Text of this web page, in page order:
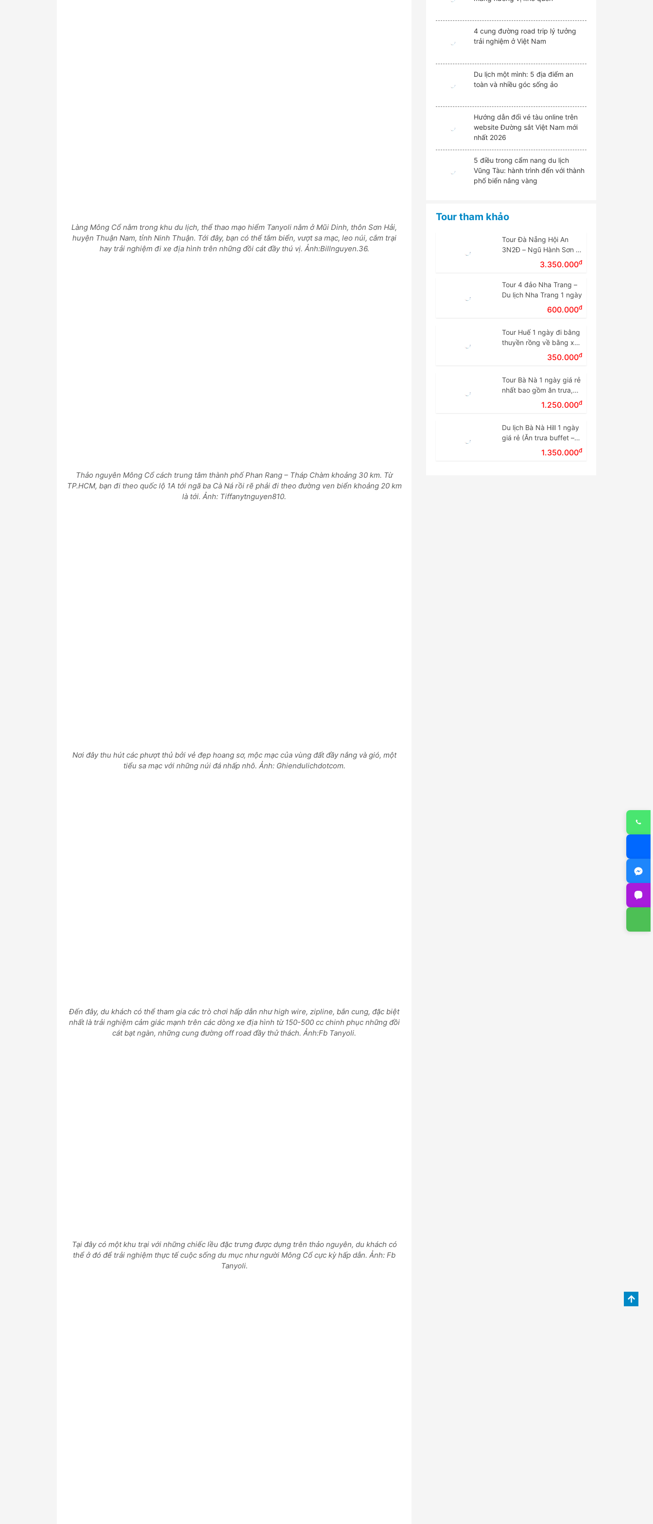
Làng Mông Cổ nằm trong khu du lịch, thể thao mạo hiểm Tanyoli nằm ở Mũi Dinh, thôn Sơn Hải,
huyện Thuận Nam, tỉnh Ninh Thuận. Tới đây, bạn có thể tắm biển, vượt sa mạc, leo núi, cắm trại
hay trải nghiệm đi xe địa hình trên những đồi cát đầy thú vị. Ảnh:Billnguyen.36.
Thảo nguyên Mông Cổ cách trung tâm thành phố Phan Rang – Tháp Chàm khoảng 30 km. Từ
TP.HCM, bạn đi theo quốc lộ 1A tới ngã ba Cà Ná rồi rẽ phải đi theo đường ven biển khoảng 20 km
là tới. Ảnh: Tiffanytnguyen810.
Nơi đây thu hút các phượt thủ bởi vẻ đẹp hoang sơ, mộc mạc của vùng đất đầy nắng và gió, một
tiểu sa mạc với những núi đá nhấp nhô. Ảnh: Ghiendulichdotcom.
Đến đây, du khách có thể tham gia các trò chơi hấp dẫn như high wire, zipline, bắn cung, đặc biệt
nhất là trải nghiệm cảm giác mạnh trên các dòng xe địa hình từ 150-500 cc chinh phục những đồi
cát bạt ngàn, những cung đường off road đầy thử thách. Ảnh:Fb Tanyoli.
Tại đây có một khu trại với những chiếc lều đặc trưng được dựng trên thảo nguyên, du khách có
thể ở đó để trải nghiệm thực tế cuộc sống du mục như người Mông Cổ cực kỳ hấp dẫn. Ảnh: Fb
Tanyoli.
4 cung đường road trip lý tưởng
trải nghiệm ở Việt Nam
Du lịch một mình: 5 địa điểm an
toàn và nhiều góc sống ảo
Hướng dẫn đổi vé tàu online trên
website Đường sắt Việt Nam mới
nhất 2026
5 điều trong cẩm nang du lịch
Vũng Tàu: hành trình đến với thành
phố biển nắng vàng
Tour tham khảo
Tour Đà Nẵng Hội An
3N2Đ – Ngũ Hành Sơn –
Cù Lao Chàm – Bà Nà
3.350.000đ
Tour 4 đảo Nha Trang –
Du lịch Nha Trang 1 ngày
600.000đ
Tour Huế 1 ngày đi bằng
thuyền rồng về bằng xe
350.000đ
Tour Bà Nà 1 ngày giá rẻ
nhất bao gồm ăn trưa,
1.250.000đ
Du lịch Bà Nà Hill 1 ngày
giá rẻ (Ăn trưa buffet –
Tour ghép đoàn)1.350.000đ